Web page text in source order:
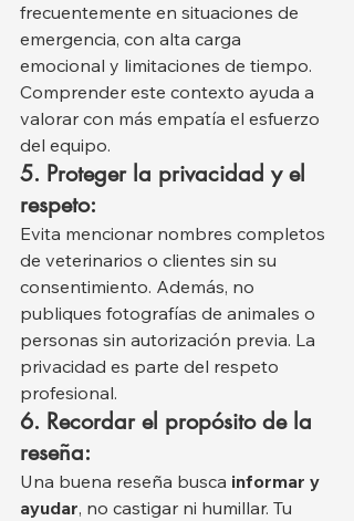
frecuentemente en situaciones de
emergencia, con alta carga
emocional y limitaciones de tiempo.
Comprender este contexto ayuda a
valorar con más empatía el esfuerzo
del equipo.
5. Proteger la privacidad y el
respeto:
Evita mencionar nombres completos
de veterinarios o clientes sin su
consentimiento. Además, no
publiques fotografías de animales o
personas sin autorización previa. La
privacidad es parte del respeto
profesional.
6. Recordar el propósito de la
reseña:
Una buena reseña busca informar y
ayudar, no castigar ni humillar. Tu